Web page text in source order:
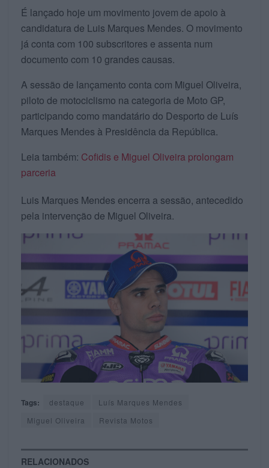
É lançado hoje um movimento jovem de apoio à
candidatura de Luis Marques Mendes. O movimento
já conta com 100 subscritores e assenta num
documento com 10 grandes causas.
A sessão de lançamento conta com Miguel Oliveira,
piloto de motociclismo na categoria de Moto GP,
participando como mandatário do Desporto de Luís
Marques Mendes à Presidência da República.
Leia também: Cofidis e Miguel Oliveira prolongam
parceria
Luis Marques Mendes encerra a sessão, antecedido
pela intervenção de Miguel Oliveira.
Tags: destaque
Luís Marques Mendes
Miguel Oliveira
Revista Motos
RELACIONADOS